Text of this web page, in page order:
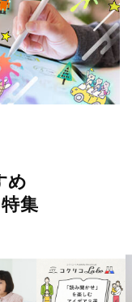
め
集